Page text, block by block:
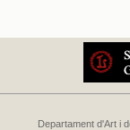
Departament d'Art i